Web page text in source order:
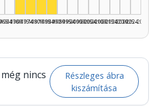
1970–1974
1975–1979
1980–1984
1985–1989
1990–1994
1995–1999
2000–2004
2005–2009
2010–2014
2015–2019
2020–2024
2025–2026
még nincs
Részleges ábra
kiszámítása